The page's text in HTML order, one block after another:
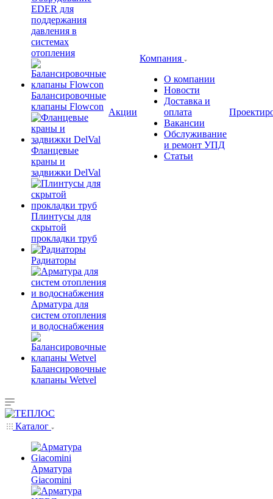
EDER для
поддержания
давления в
системах
отопления
Балансировочные
клапаны Flowcon
Фланцевые
краны и
задвижки DelVal
Плинтусы для
скрытой
прокладки труб
Радиаторы
Арматура для
систем отопления
и водоснабжения
Балансировочные
клапаны Wetvel
Акции
Компания
О компании
Новости
Доставка и
оплата
Вакансии
Обслуживание
и ремонт УПД
Статьи
Каталог
Арматура
Giacomini